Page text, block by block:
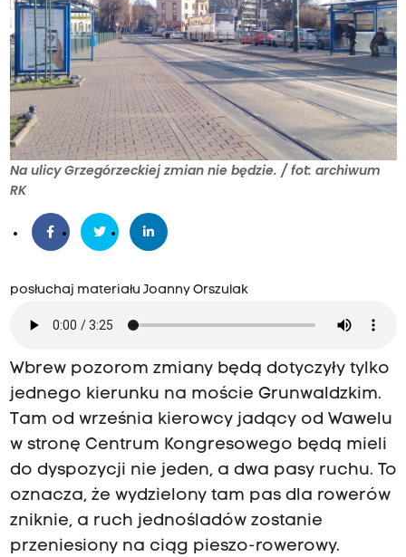
Na ulicy Grzegórzeckiej zmian nie będzie. / fot: archiwum
RK
posłuchaj materiału Joanny Orszulak
Wbrew pozorom zmiany będą dotyczyły tylko
jednego kierunku na moście Grunwaldzkim.
Tam od września kierowcy jadący od Wawelu
w stronę Centrum Kongresowego będą mieli
do dyspozycji nie jeden, a dwa pasy ruchu. To
oznacza, że wydzielony tam pas dla rowerów
zniknie, a ruch jednośladów zostanie
przeniesiony na ciąg pieszo-rowerowy.